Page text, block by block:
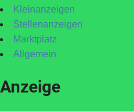
Kleinanzeigen
Stellenanzeigen
Marktplatz
Allgemein
Anzeige